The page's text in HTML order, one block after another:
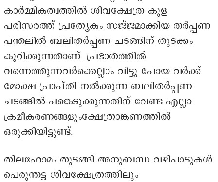
കാർമ്മികത്വത്തിൽ ശിവക്ഷേത്ര കുള
പരിസരത്ത് പ്രത്യേകം സജ്ജമാക്കിയ തർപ്പണ
പന്തലിൽ ബലിതർപ്പണ ചടങ്ങിന് തുടക്കം
കുറിക്കുന്നതാണ്. പ്രഭാതത്തിൽ
വന്നെത്തുന്നവർക്കെല്ലാം വിട്ടു പോയ വർക്ക്
മോക്ഷ പ്രാപ്തി നൽക്കുന്ന ബലിതർപ്പണ
ചടങ്ങിൽ പങ്കെടുക്കുന്നതിന് വേണ്ട എല്ലാ
ക്രമീകരണങ്ങളുംക്ഷേത്രാങ്കണത്തിൽ
ഒരുക്കിയിട്ടുണ്ട്.
തിലഹോമം തുടങ്ങി അനുബന്ധ വഴിപാടുകൾ
പെരുന്തട്ട ശിവക്ഷേത്രത്തിലും